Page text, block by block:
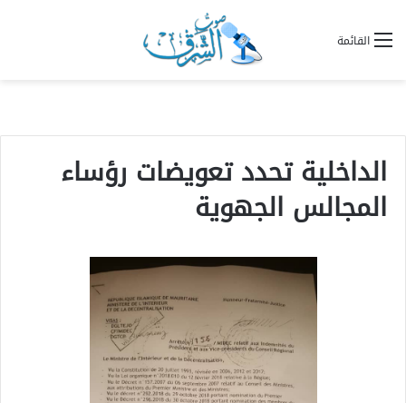
القائمة
الداخلية تحدد تعويضات رؤساء
المجالس الجهوية